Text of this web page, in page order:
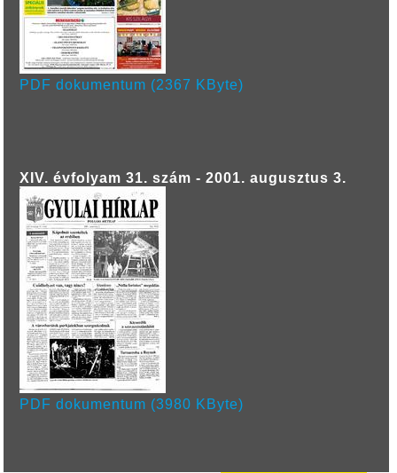
PDF dokumentum (2367 KByte)
XIV. évfolyam 31. szám - 2001. augusztus 3.
PDF dokumentum (3980 KByte)